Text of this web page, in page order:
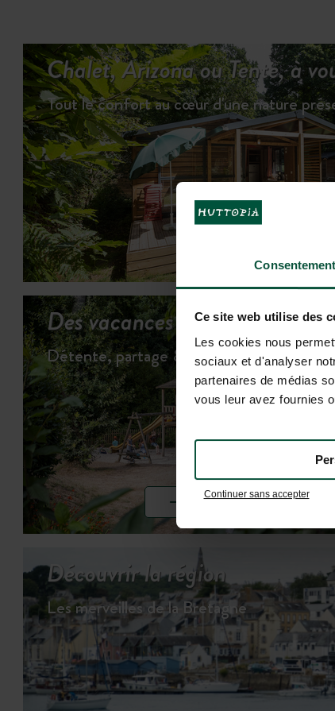
Consentement
Ce site web utilise des
Les cookies nous
sociaux et d'analyser
partenaires de médias
vous leur avez fournies
Continuer sans accepter
Chalet, Arizona ou Tente, à
Tout le confort au cœur d'une nature
Des vacances bien remplies …
Détente, partage & jeux…
VOIR LES ACTIVITÉS
Découvrir la région
Les merveilles de la Bretagne